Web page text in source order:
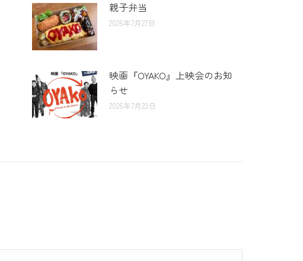
親子弁当
2026年7月27日
映画『OYAKO』上映会のお知
らせ
2026年7月23日